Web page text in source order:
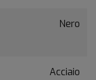
Nero
Acciaio